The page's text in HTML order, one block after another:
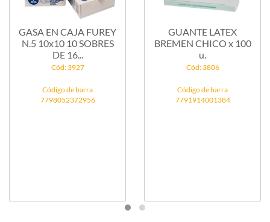
GASA EN CAJA FUREY
N.5 10x10 10 SOBRES
DE 16...
Cód: 3927
Código de barra
7798052372956
GUANTE LATEX
BREMEN CHICO x 100
u.
Cód: 3806
Código de barra
7791914001384